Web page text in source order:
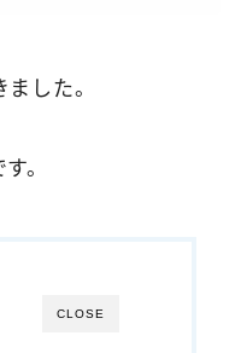
した。
。
CLOSE